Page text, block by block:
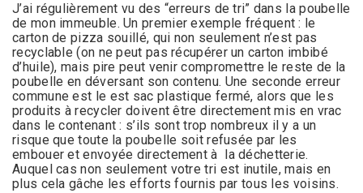
J’ai régulièrement vu des “erreurs de tri” dans la poubelle
de mon immeuble. Un premier exemple fréquent : le
carton de pizza souillé, qui non seulement n’est pas
recyclable (on ne peut pas récupérer un carton imbibé
d’huile), mais pire peut venir compromettre le reste de la
poubelle en déversant son contenu. Une seconde erreur
commune est le est sac plastique fermé, alors que les
produits à recycler doivent être directement mis en vrac
dans le contenant : s’ils sont trop nombreux il y a un
risque que toute la poubelle soit refusée par les
embouer et envoyée directement à la déchetterie.
Auquel cas non seulement votre tri est inutile, mais en
plus cela gâche les efforts fournis par tous les voisins.